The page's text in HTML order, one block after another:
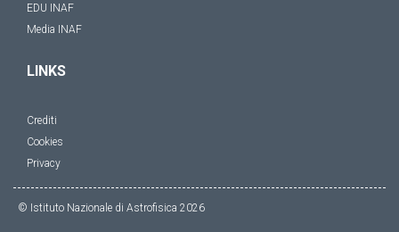
EDU INAF
Media INAF
LINKS
Crediti
Cookies
Privacy
© Istituto Nazionale di Astrofisica 2026